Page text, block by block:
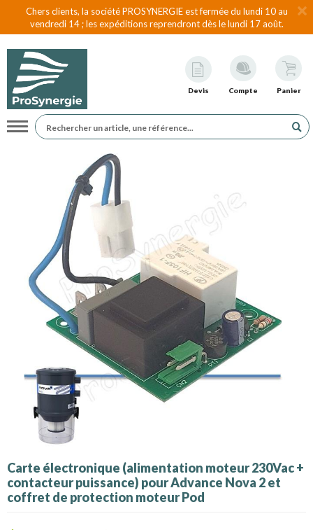
Chers clients, la société PROSYNERGIE est fermée du lundi 10 au
vendredi 14 ; les expéditions reprendront dès le lundi 17 août.
Devis Compte Panier
Navigation
Carte électronique (alimentation moteur 230Vac +
contacteur puissance) pour Advance Nova 2 et
coffret de protection moteur Pod